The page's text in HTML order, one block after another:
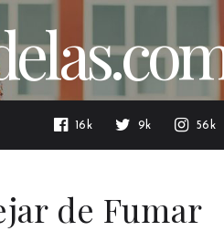
16k 9k 56k
de Fumar